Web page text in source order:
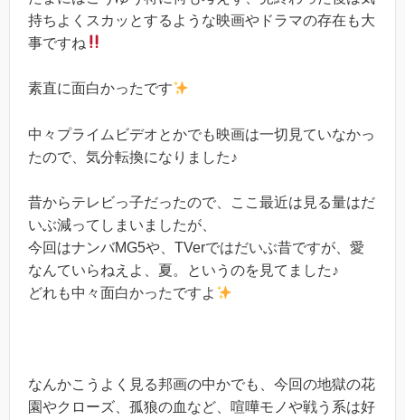
持ちよくスカッとするような映画やドラマの存在も大
事ですね
素直に面白かったです
中々プライムビデオとかでも映画は一切見ていなかっ
たので、気分転換になりました♪
昔からテレビっ子だったので、ここ最近は見る量はだ
いぶ減ってしまいましたが、
今回はナンバMG5や、TVerではだいぶ昔ですが、愛
なんていらねえよ、夏。というのを見てました♪
どれも中々面白かったですよ
なんかこうよく見る邦画の中かでも、今回の地獄の花
園やクローズ、孤狼の血など、喧嘩モノや戦う系は好